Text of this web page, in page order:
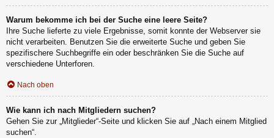
Warum bekomme ich bei der Suche eine leere Seite?
Ihre Suche lieferte zu viele Ergebnisse, somit konnte der Webserver sie
nicht verarbeiten. Benutzen Sie die erweiterte Suche und geben Sie
spezifischere Suchbegriffe ein oder beschränken Sie die Suche auf
verschiedene Unterforen.
Nach oben
Wie kann ich nach Mitgliedern suchen?
Gehen Sie zur „Mitglieder“-Seite und klicken Sie auf „Nach einem Mitglied
suchen“.